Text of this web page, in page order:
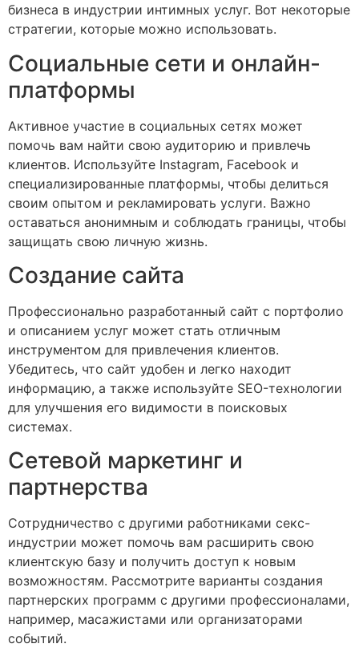
бизнеса в индустрии интимных услуг. Вот некоторые
стратегии, которые можно использовать.
Социальные сети и онлайн-
платформы
Активное участие в социальных сетях может
помочь вам найти свою аудиторию и привлечь
клиентов. Используйте Instagram, Facebook и
специализированные платформы, чтобы делиться
своим опытом и рекламировать услуги. Важно
оставаться анонимным и соблюдать границы, чтобы
защищать свою личную жизнь.
Создание сайта
Профессионально разработанный сайт с портфолио
и описанием услуг может стать отличным
инструментом для привлечения клиентов.
Убедитесь, что сайт удобен и легко находит
информацию, а также используйте SEO-технологии
для улучшения его видимости в поисковых
системах.
Сетевой маркетинг и
партнерства
Сотрудничество с другими работниками секс-
индустрии может помочь вам расширить свою
клиентскую базу и получить доступ к новым
возможностям. Рассмотрите варианты создания
партнерских программ с другими профессионалами,
например, масажистами или организаторами
событий.